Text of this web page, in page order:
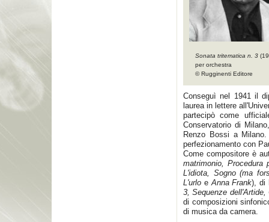
Sonata tritematica n. 3
per orchestra
© Rugginenti Editore
Conseguì nel 1941 il
laurea in lettere
partecipò come
Conservatorio di
Renzo Bossi a
perfezionamento con
Come compositore è
matrimonio, Procedura
L'idiota, Sogno (ma
L'urlo eAnna Frank), di
3, Sequenze
di composizioni
di musica da camera.